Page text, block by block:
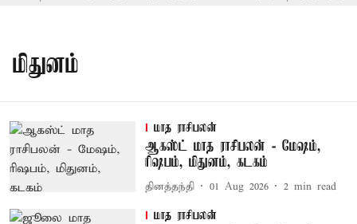
மிதுனம்
மாத ராசிபலன்
ஆகஸ்ட் மாத ராசிபலன் - மேஷம்,
ரிஷபம், மிதுனம், கடகம்
தினத்தந்தி 01 Aug 2026 2 min read
மாத ராசிபலன்